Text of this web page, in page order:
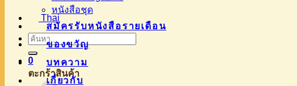
Thai
ค้นหา:
0
ตะกร้าสินค้า
หนังสือชุด
สมัครรับหนังสือรายเดือน
ของขวัญ
บทความ
เกี่ยวกับ